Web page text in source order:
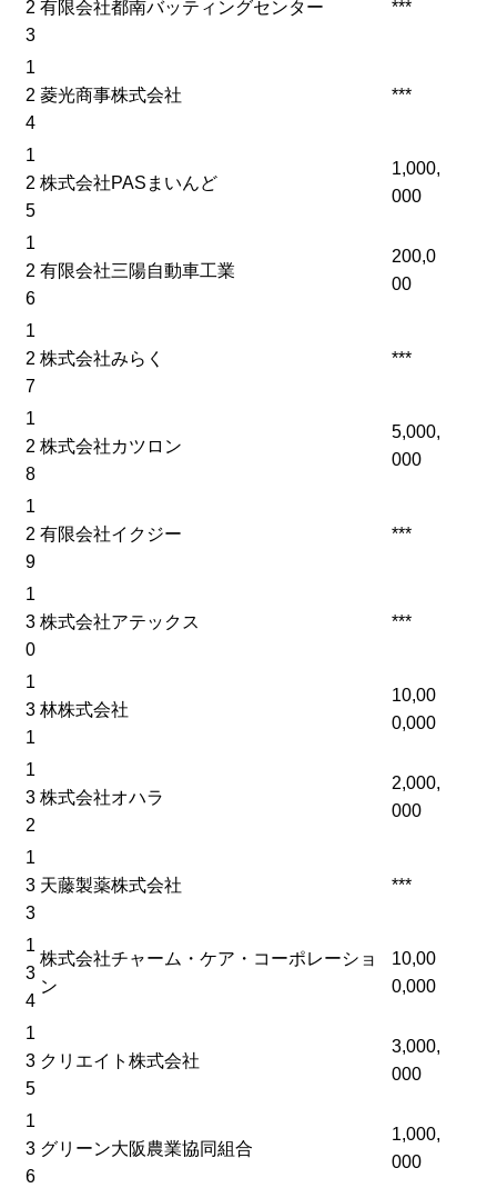
2
3
有限会社都南バッティングセンター ***
1
2
4
菱光商事株式会社 ***
1
2
5
株式会社PASまいんど
1,000,
000
1
2
6
有限会社三陽自動車工業
200,0
00
1
2
7
株式会社みらく ***
1
2
8
株式会社カツロン
5,000,
000
1
2
9
有限会社イクジー ***
1
3
0
株式会社アテックス ***
1
3
1
林株式会社
10,00
0,000
1
3
2
株式会社オハラ
2,000,
000
1
3
3
天藤製薬株式会社 ***
1
3
4
株式会社チャーム・ケア・コーポレーショ
ン
10,00
0,000
1
3
5
クリエイト株式会社
3,000,
000
1
3
6
グリーン大阪農業協同組合
1,000,
000